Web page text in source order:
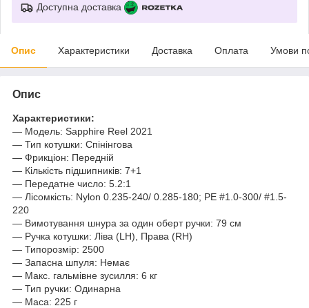
Доступна доставка
Опис Характеристики Доставка Оплата Умови
Опис
Характеристики:
— Модель: Sapphire Reel 2021
— Тип котушки: Спінінгова
— Фрикціон: Передній
— Кількість підшипників: 7+1
— Передатне число: 5.2:1
— Лісомкість: Nylon 0.235-240/ 0.285-180; PE #1.0-300/ #1.5-
220
— Вимотування шнура за один оберт ручки: 79 см
— Ручка котушки: Ліва (LH), Права (RH)
— Типорозмір: 2500
— Запасна шпуля: Немає
— Макс. гальмівне зусилля: 6 кг
— Тип ручки: Одинарна
— Маса: 225 г